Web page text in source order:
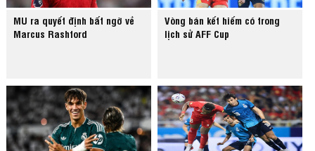
MU ra quyết định bất ngờ về
Marcus Rashford
Vòng bán kết hiếm có trong
lịch sử AFF Cup